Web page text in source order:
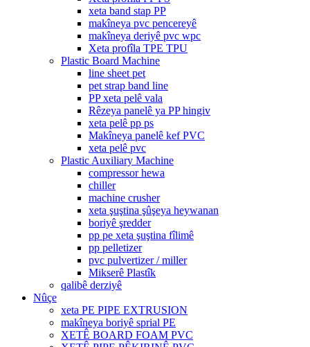
xeta band stap PP
makîneya pvc pencereyê
makîneya deriyê pvc wpc
Xeta profîla TPE TPU
Plastic Board Machine
line sheet pet
pet strap band line
PP xeta pelê vala
Rêzeya panelê ya PP hingiv
xeta pelê pp ps
Makîneya panelê kef PVC
xeta pelê pvc
Plastic Auxiliary Machine
compressor hewa
chiller
machine crusher
xeta şuştina şûşeya heywanan
boriyê şredder
pp pe xeta şuştina fîlimê
pp pelletizer
pvc pulvertizer / miller
Mikserê Plastîk
qalibê derziyê
Nûçe
xeta PE PIPE EXTRUSION
makîneya boriyê sprial PE
XETÊ BOARD FOAM PVC